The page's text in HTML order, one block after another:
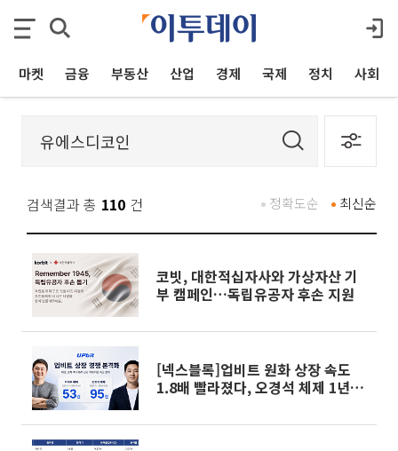
마켓 금융 부동산 산업 경제 국제 정치 사회
검색결과 총 110 건 최신순
정확도순
코빗, 대한적십자사와 가상자산 기
부 캠페인…독립유공자 후손 지원
[넥스블록]업비트 원화 상장 속도
1.8배 빨라졌다, 오경석 체제 1년